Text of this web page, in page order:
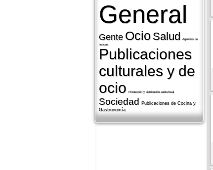
General
Gente Ocio Salud
Agencias de
noticias
Publicaciones
culturales y de
ocio
Producción y distribución audiovisual
Sociedad Publicaciones de Cocina y
Gastronomí­a